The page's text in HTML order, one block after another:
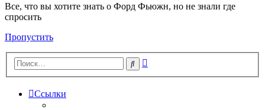
Все, что вы хотите знать о Форд Фьюжн, но не знали где
спросить
Пропустить
Поиск
Ссылки